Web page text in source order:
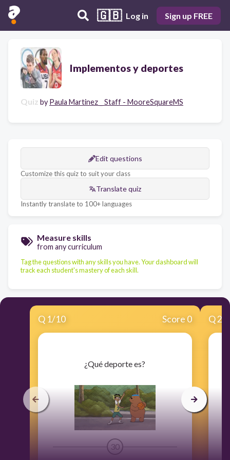
🇬🇧 Log in Sign up FREE
Implementos y deportes
Quiz by Paula Martinez _ Staff - MooreSquareMS
Edit questions
Customize this quiz to suit your class
Translate quiz
Instantly translate to 100+ languages
Measure skills
from any curriculum
Tag the questions with any skills you have. Your dashboard will
track each student's mastery of each skill.
Q 1/10 Score 0
​¿Qué deporte es?
30
Q2